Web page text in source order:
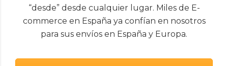
“desde” desde cualquier lugar. Miles de E-
commerce en España ya confían en nosotros
para sus envíos en España y Europa.